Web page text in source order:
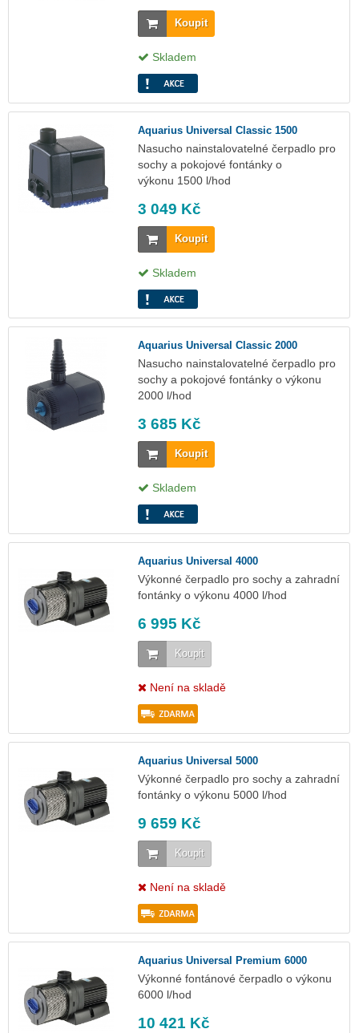
Koupit
Skladem
Aquarius Universal Classic 1500
Nasucho nainstalovatelné čerpadlo pro
sochy a pokojové fontánky o
výkonu 1500 l/hod
3 049 Kč
Koupit
Skladem
Aquarius Universal Classic 2000
Nasucho nainstalovatelné čerpadlo pro
sochy a pokojové fontánky o výkonu
2000 l/hod
3 685 Kč
Koupit
Skladem
Aquarius Universal 4000
Výkonné čerpadlo pro sochy a zahradní
fontánky o výkonu 4000 l/hod
6 995 Kč
Koupit
Není na skladě
Aquarius Universal 5000
Výkonné čerpadlo pro sochy a zahradní
fontánky o výkonu 5000 l/hod
9 659 Kč
Koupit
Není na skladě
Aquarius Universal Premium 6000
Výkonné fontánové čerpadlo o výkonu
6000 l/hod
10 421 Kč